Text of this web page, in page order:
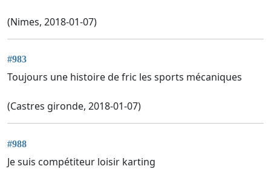
(Nimes, 2018-01-07)
#983
Toujours une histoire de fric les sports mécaniques
(Castres gironde, 2018-01-07)
#988
Je suis compétiteur loisir karting